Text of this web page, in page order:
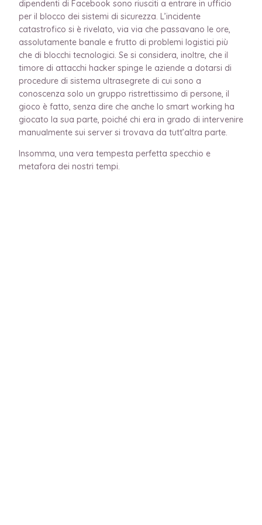
dipendenti di Facebook sono riusciti a entrare in ufficio
per il blocco dei sistemi di sicurezza. L’incidente
catastrofico si è rivelato, via via che passavano le ore,
assolutamente banale e frutto di problemi logistici più
che di blocchi tecnologici. Se si considera, inoltre, che il
timore di attacchi hacker spinge le aziende a dotarsi di
procedure di sistema ultrasegrete di cui sono a
conoscenza solo un gruppo ristrettissimo di persone, il
gioco è fatto, senza dire che anche lo smart working ha
giocato la sua parte, poiché chi era in grado di intervenire
manualmente sui server si trovava da tutt’altra parte.
Insomma, una vera tempesta perfetta specchio e
metafora dei nostri tempi.